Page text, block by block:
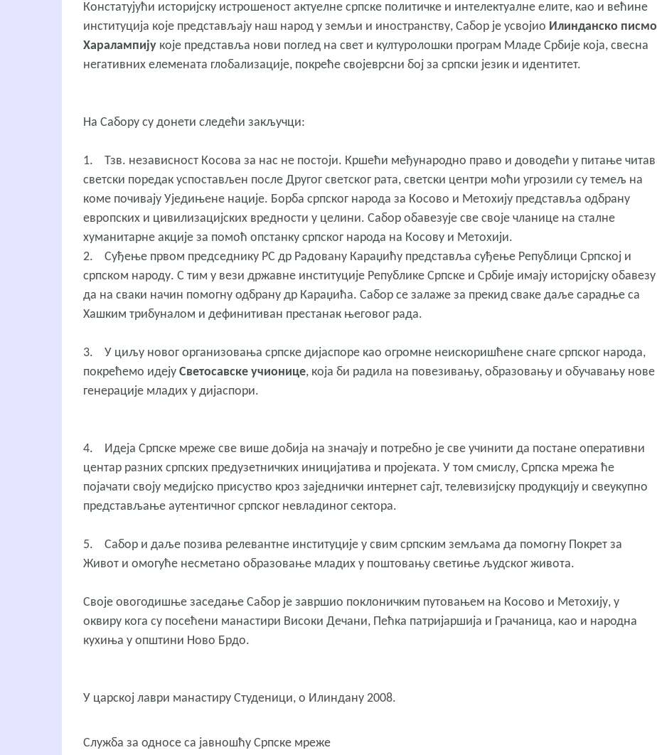
Констатујући историјску истрошеност актуелне српске политичке и интелектуалне елите, као и већине
институција које представљају наш народ у земљи и иностранству, Сабор је усвојио Илинданско писмо
Харалампију које представља нови поглед на свет и културолошки програм Младе Србије која, свесна
негативних елемената глобализације, покреће својеврсни бој за српски језик и идентитет.
На Сабору су донети следећи закључци:
1. Тзв. независност Косова за нас не постоји. Кршећи међународно право и доводећи у питање читав
светски поредак успостављен после Другог светског рата, светски центри моћи угрозили су темељ на
коме почивају Уједињене нације. Борба српског народа за Косово и Метохију представља одбрану
европских и цивилизацијских вредности у целини. Сабор обавезује све своје чланице на сталне
хуманитарне акције за помоћ опстанку српског народа на Косову и Метохији.
2. Суђење првом председнику РС др Радовану Караџићу представља суђење Републици Српској и
српском народу. С тим у вези државне институције Републике Српске и Србије имају историјску обавезу
да на сваки начин помогну одбрану др Караџића. Сабор се залаже за прекид сваке даље сарадње са
Хашким трибуналом и дефинитиван престанак његовог рада.
3. У циљу новог организовања српске дијаспоре као огромне неискоришћене снаге српског народа,
покрећемо идеју Светосавске учионице, која би радила на повезивању, образовању и обучавању нове
генерације младих у дијаспори.
4. Идеја Српске мреже све више добија на значају и потребно је све учинити да постане оперативни
центар разних српских предузетничких иницијатива и пројеката. У том смислу, Српска мрежа ће
појачати своју медијско присуство кроз заједнички интернет сајт, телевизијску продукцију и свеукупно
представљање аутентичног српског невладиног сектора.
5. Сабор и даље позива релевантне институције у свим српским земљама да помогну Покрет за
Живот и омогуће несметано образовање младих у поштовању светиње људског живота.
Своје овогодишње заседање Сабор је завршио поклоничким путовањем на Косово и Метохију, у
оквиру кога су посећени манастири Високи Дечани, Пећка патријаршија и Грачаница, као и народна
кухиња у општини Ново Брдо.
У царској лаври манастиру Студеници, о Илиндану 2008.
Служба за односе са јавношћу Српске мреже